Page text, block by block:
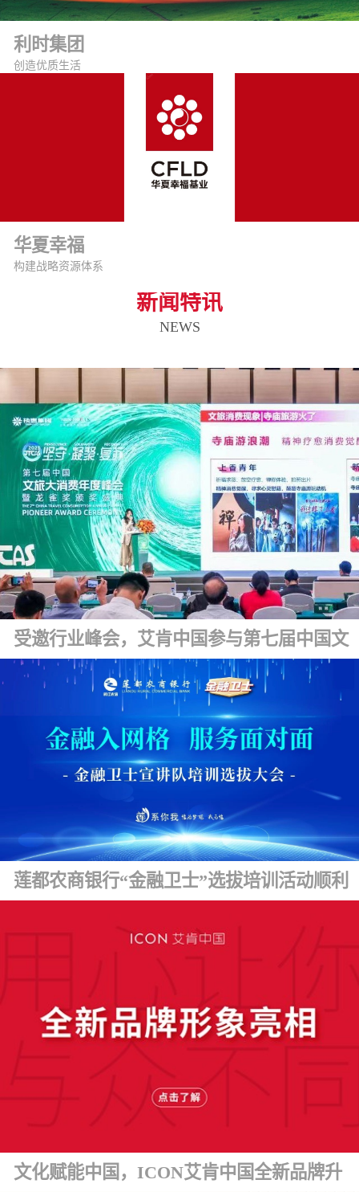
利时集团
创造优质生活
华夏幸福
构建战略资源体系
新闻特讯
NEWS
受邀行业峰会，艾肯中国参与第七届中国文旅大消费年度峰会暨龙雀盛典
文化赋能中国，ICON艾肯中国全新品牌升级